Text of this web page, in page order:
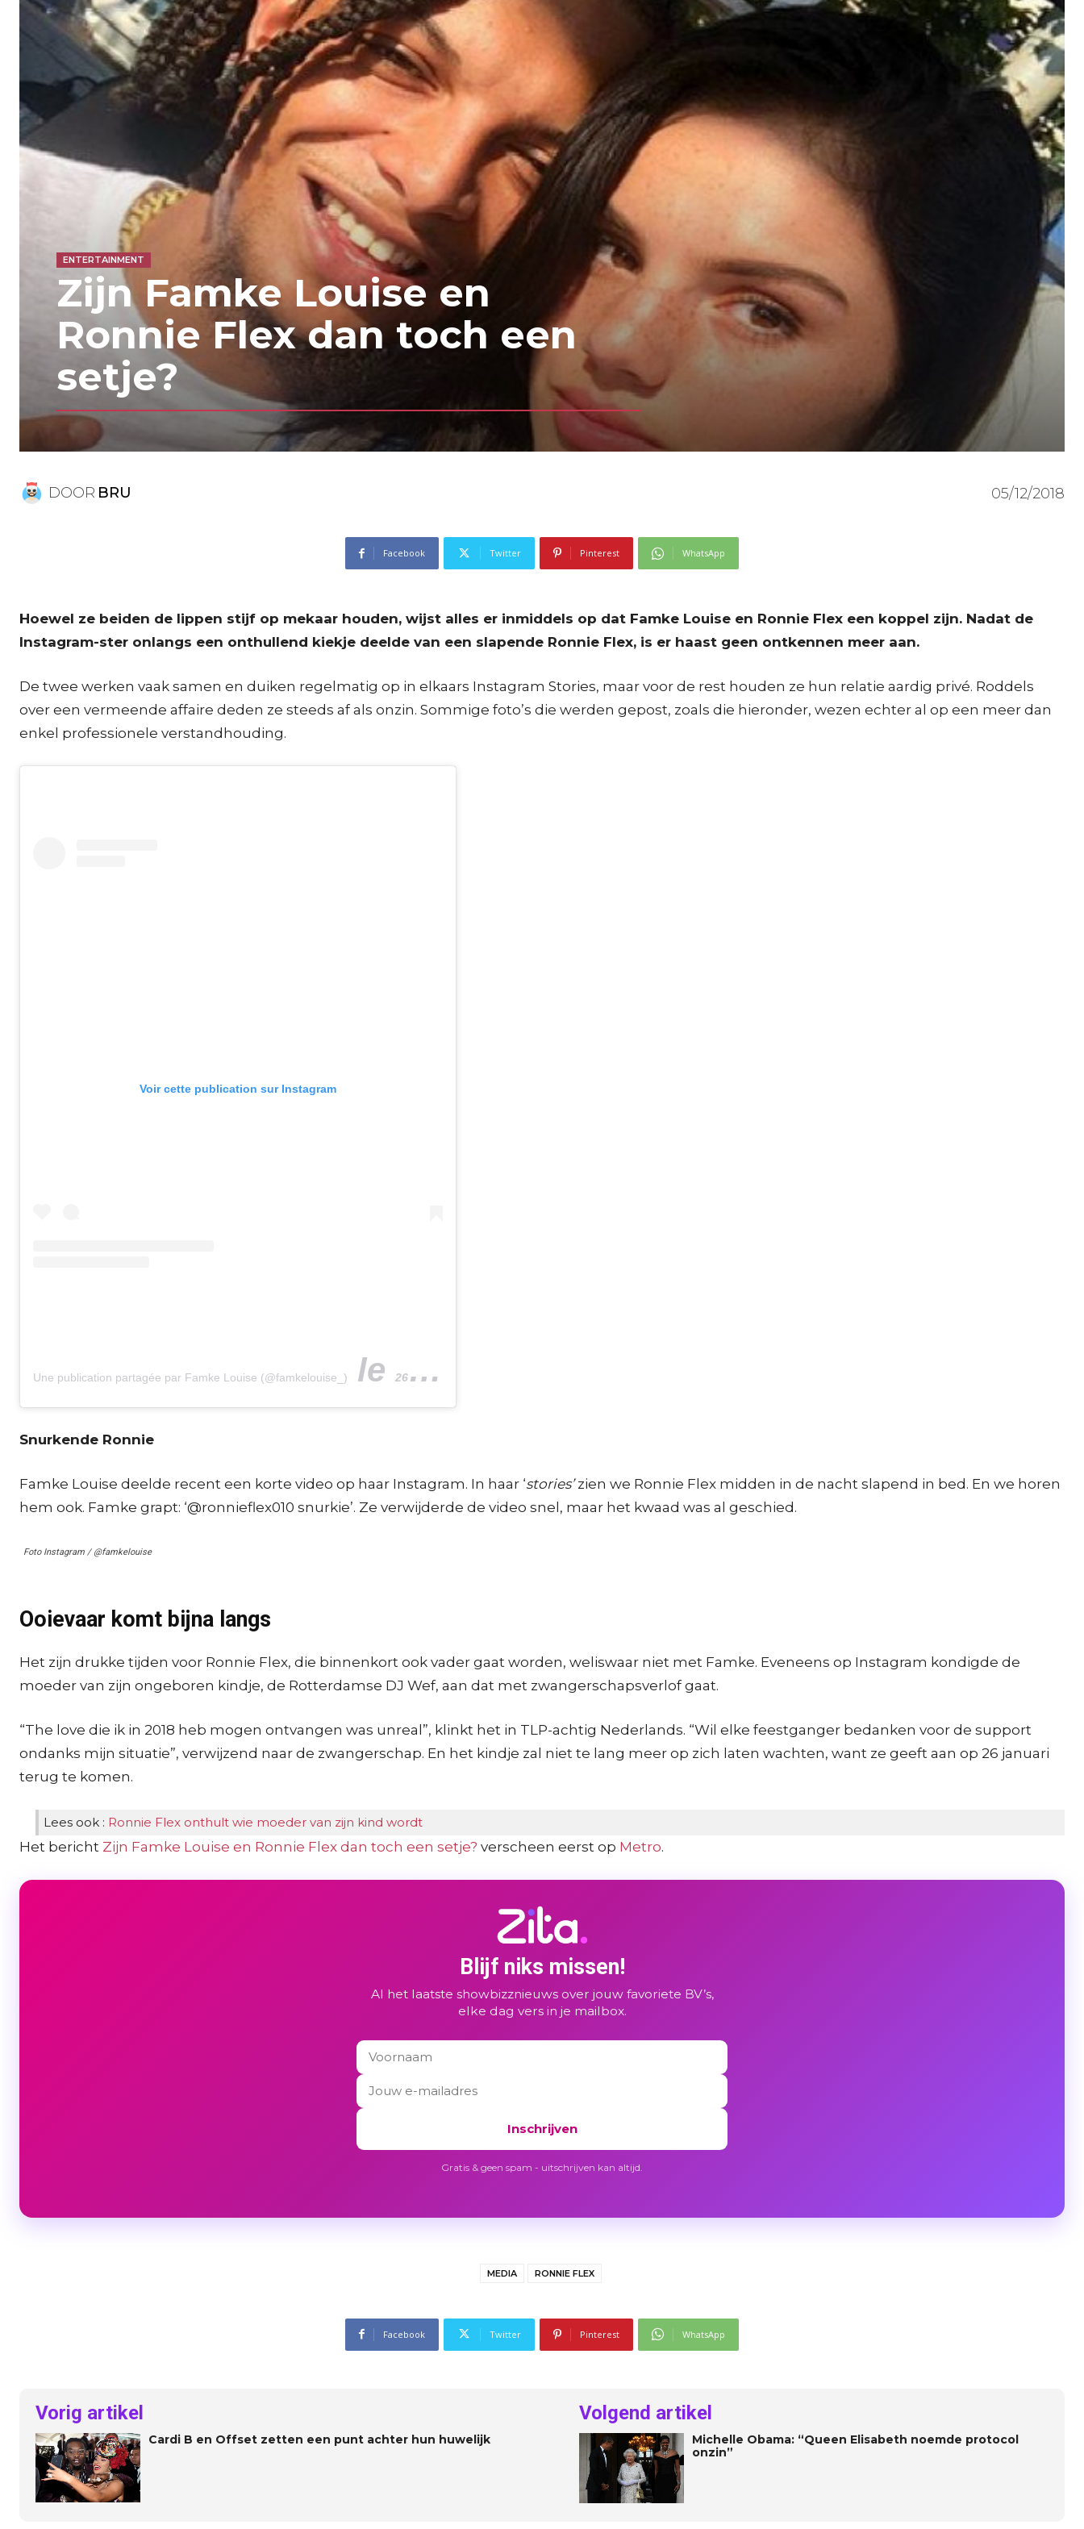
ENTERTAINMENT
Zijn Famke Louise en
Ronnie Flex dan toch een
setje?
DOOR BRU 05/12/2018
Facebook Twitter Pinterest WhatsApp
Hoewel ze beiden de lippen stijf op mekaar houden, wijst alles er inmiddels op dat Famke Louise en Ronnie Flex een koppel zijn. Nadat de
Instagram-ster onlangs een onthullend kiekje deelde van een slapende Ronnie Flex, is er haast geen ontkennen meer aan.
De twee werken vaak samen en duiken regelmatig op in elkaars Instagram Stories, maar voor de rest houden ze hun relatie aardig privé. Roddels
over een vermeende affaire deden ze steeds af als onzin. Sommige foto’s die werden gepost, zoals die hieronder, wezen echter al op een meer dan
enkel professionele verstandhouding.
Voir cette publication sur Instagram
Une publication partagée par Famke Louise (@famkelouise_) le 26 Oct. 2018 à 10 :11 PDT
Snurkende Ronnie
Famke Louise deelde recent een korte video op haar Instagram. In haar ‘stories’zien we Ronnie Flex midden in de nacht slapend in bed. En we horen
hem ook. Famke grapt: ‘@ronnieflex010 snurkie’. Ze verwijderde de video snel, maar het kwaad was al geschied.
Foto Instagram / @famkelouise
Ooievaar komt bijna langs
Het zijn drukke tijden voor Ronnie Flex, die binnenkort ook vader gaat worden, weliswaar niet met Famke. Eveneens op Instagram kondigde de
moeder van zijn ongeboren kindje, de Rotterdamse DJ Wef, aan dat met zwangerschapsverlof gaat.
“The love die ik in 2018 heb mogen ontvangen was unreal”, klinkt het in TLP-achtig Nederlands. “Wil elke feestganger bedanken voor de support
ondanks mijn situatie”, verwijzend naar de zwangerschap. En het kindje zal niet te lang meer op zich laten wachten, want ze geeft aan op 26 januari
terug te komen.
Lees ook : Ronnie Flex onthult wie moeder van zijn kind wordt
Het bericht Zijn Famke Louise en Ronnie Flex dan toch een setje? verscheen eerst op Metro.
Blijf niks missen!
Al het laatste showbizznieuws over jouw favoriete BV’s,
elke dag vers in je mailbox.
Inschrijven
Gratis & geen spam - uitschrijven kan altijd.
MEDIA RONNIE FLEX
Facebook Twitter Pinterest WhatsApp
Vorig artikel
Cardi B en Offset zetten een punt achter hun huwelijk
Volgend artikel
Michelle Obama: “Queen Elisabeth noemde protocol
onzin”